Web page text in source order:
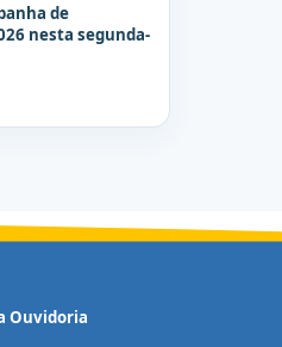
de
nesta segunda-
Ouvidoria